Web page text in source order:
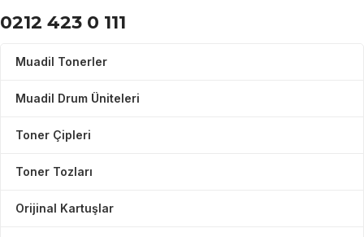
0212 423 0 111
Muadil Tonerler
Muadil Drum Üniteleri
Toner Çipleri
Toner Tozları
Orijinal Kartuşlar